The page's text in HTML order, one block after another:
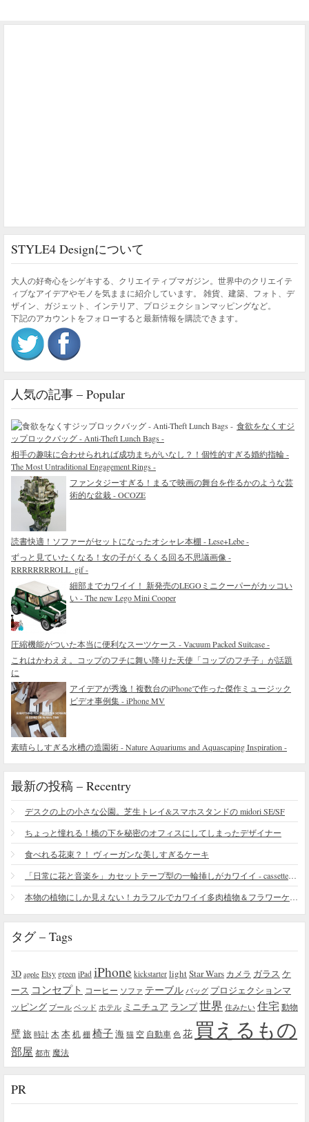
STYLE4 Designについて
大人の好奇心をシゲキする、クリエイティブマガジン。世界中のクリエイテ
ィブなアイデアやモノを気ままに紹介しています。 雑貨、建築、フォト、デ
ザイン、ガジェット、インテリア、プロジェクションマッピングなど。
下記のアカウントをフォローすると最新情報を購読できます。
人気の記事 – Popular
食欲をなくすジ
ップロックバッグ - Anti-Theft Lunch Bags -
相手の趣味に合わせられれば成功まちがいなし？！個性的すぎる婚約指輪 -
The Most Untraditional Engagement Rings -
ファンタジーすぎる！まるで映画の舞台を作るかのような芸
術的な盆栽 - OCOZE
読書快適！ソファーがセットになったオシャレ本棚 - Lese+Lebe -
ずっと見ていたくなる！女の子がくるくる回る不思議画像 -
RRRRRRRROLL_gif -
細部までカワイイ！ 新発売のLEGOミニクーパーがカッコい
い - The new Lego Mini Cooper
圧縮機能がついた本当に便利なスーツケース - Vacuum Packed Suitcase -
これはかわええ。コップのフチに舞い降りた天使「コップのフチ子」が話題
に
アイデアが秀逸！複数台のiPhoneで作った傑作ミュージック
ビデオ事例集 - iPhone MV
素晴らしすぎる水槽の造園術 - Nature Aquariums and Aquascaping Inspiration -
最新の投稿 – Recentry
デスクの上の小さな公園。芝生トレイ&スマホスタンドの midori SE/SF
ちょっと憧れる！橋の下を秘密のオフィスにしてしまったデザイナー
食べれる花束？！ ヴィーガンな美しすぎるケーキ
タグ – Tags
3D apple Etsy green iPad iPhone kickstarter lightStar Wars カメラ ガラス ケ
ース コンセプト コーヒー ソファ テーブル バッグ プロジェクションマ
ッピング プール ベッド ホテル ミニチュア ランプ世界 住みたい 住宅 動物
壁旅 時計 木 本机 棚 椅子海 猫 空 自動車 色 花 買えるもの
部屋 都市 魔法
PR